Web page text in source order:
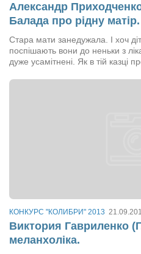
Афиша Киев
О нас
Александр
Балада про рідну матір.
Стара мати занедужала. І хоч
поспішають вони до неньки з
дуже усамітнені. Як в тій казці
КОНКУРС "КОЛИБРИ" 2013
Виктория Гавриленко
меланхоліка.